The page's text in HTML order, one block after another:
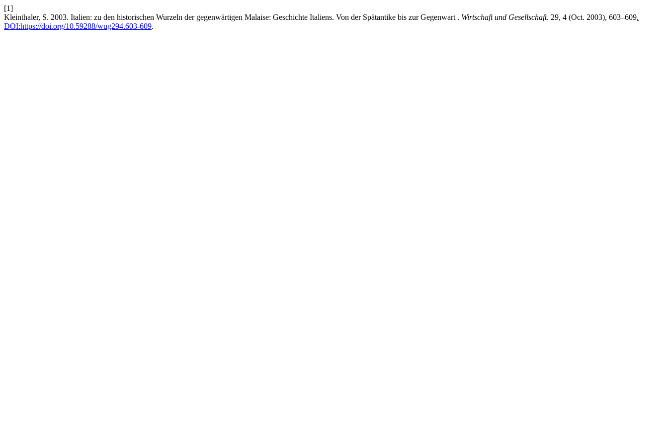
[1]
Kleinthaler, S. 2003. Italien: zu den historischen Wurzeln der gegenwärtigen Malaise: Geschichte Italiens. Von der Spätantike bis zur Gegenwart . Wirtschaft und Gesellschaft. 29, 4 (Oct. 2003), 603–609.
DOI:https://doi.org/10.59288/wug294.603-609.